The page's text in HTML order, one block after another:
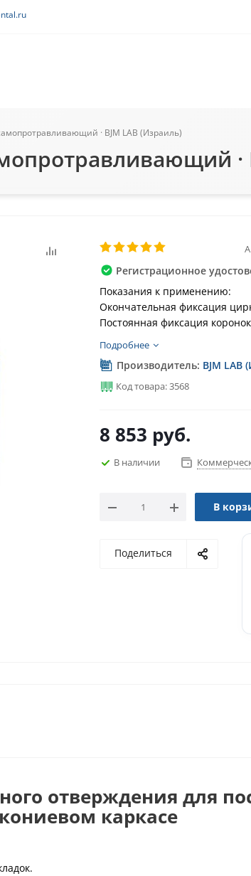
· BJM LAB (Израиль)
·
Регистрационное
Показания к применению:
Окончательная фиксация
Постоянная фиксация
Подробнее
Производитель: BJM LAB
Код товара: 3568
8 853 руб.
В наличии
В
Поделиться
отверждения для
каркасе